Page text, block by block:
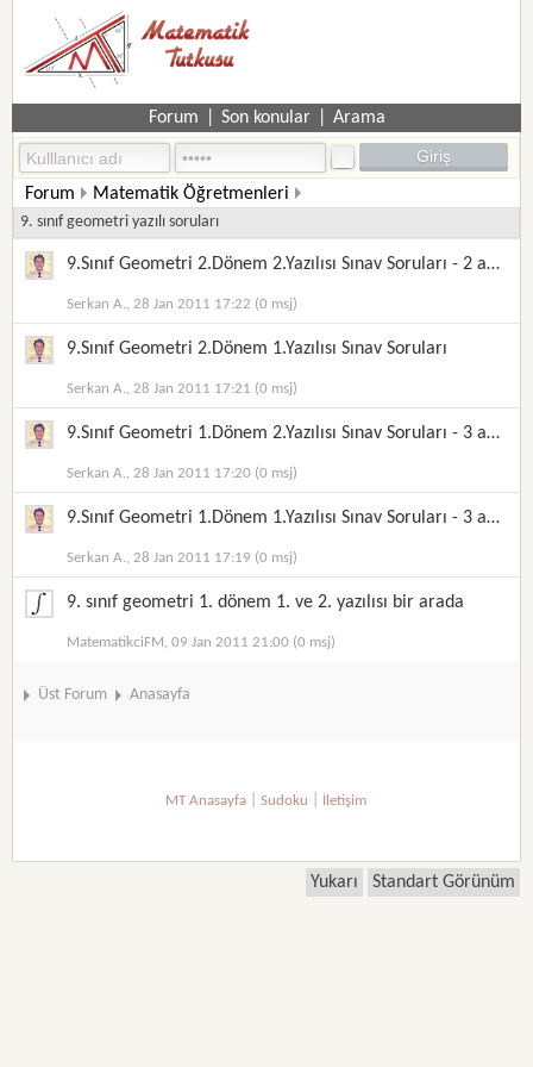
Forum Son konular Arama
Forum
Matematik Öğretmenleri
Matematik Öğretmenleri Dökümanları
Geometri Yazılı Soruları
9. sınıf geometri yazılı soruları
9.Sınıf Geometri 2.Dönem 2.Yazılısı Sınav Soruları - 2 adet
Serkan A., 28 Jan 2011 17:22 (0 msj)
9.Sınıf Geometri 2.Dönem 1.Yazılısı Sınav Soruları
Serkan A., 28 Jan 2011 17:21 (0 msj)
9.Sınıf Geometri 1.Dönem 2.Yazılısı Sınav Soruları - 3 adet
Serkan A., 28 Jan 2011 17:20 (0 msj)
9.Sınıf Geometri 1.Dönem 1.Yazılısı Sınav Soruları - 3 adet
Serkan A., 28 Jan 2011 17:19 (0 msj)
9. sınıf geometri 1. dönem 1. ve 2. yazılısı bir arada
MatematikciFM, 09 Jan 2011 21:00 (0 msj)
Üst Forum Anasayfa
MT Anasayfa |Sudoku İletişim
Yukarı Standart Görünüm